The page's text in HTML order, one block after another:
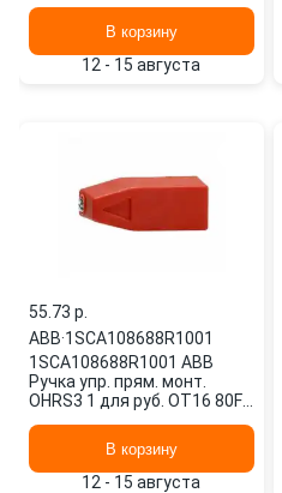
В корзину
12 - 15 августа
55.73 p.
ABB·1SCA108688R1001
1SCA108688R1001 ABB
Ручка упр. прям. монт.
OHRS3 1 для руб. OT16 80F
1SCA108688R10
В корзину
12 - 15 августа